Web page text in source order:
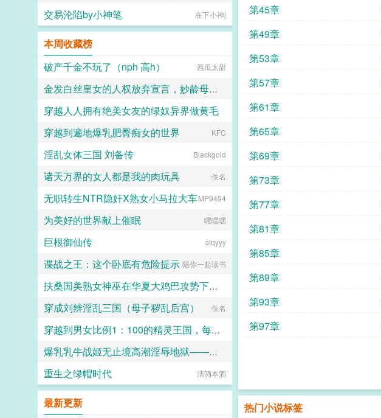
第45章
第49章
第53章
第57章
第61章
第65章
第69章
第73章
第77章
第81章
第85章
第89章
第93章
第97章
热门小说标签
交易沦陷by小神笔 在下小神j
本周收藏榜
破产千金不玩了（nph 高h）
西瓜太甜
金发白丝皇女的人权放弃宣言，妙龄母狗女仆当街被狗操
wxwhjdn
穿越人人拥有绝美女友的绿奴异界做黄毛
神中不二
穿越到遍地爆乳肥臀痴女的世界 KFC
淫乱女体三国 刘备传 Blackgold
诸天万界的女人都是我的肉玩具 佚名
无职转生NTR隐奸X熟女小马拉大车MP9494
为美好的世界献上催眠 嘿嘿嘿
巨根御仙传 stqyyy
谍战之王：这个卧底有危险提示 陪你一起读书
扶桑国美熟女神巫在华夏大鸡巴攻势下被肏到淫叫连连并堕为巨根臭小鬼的受孕母猪娇妻
赤夜红莲
穿成刘辨淫乱三国（母子秽乱后宫） 佚名
穿越到男女比例1：100的精灵王国，每天快乐做爱
色琴大师
爆乳乳牛战姬无止境高潮淫辱地狱——超根怪人编
雷水剑
重生之绿帽时代 清酒本酒
最新更新